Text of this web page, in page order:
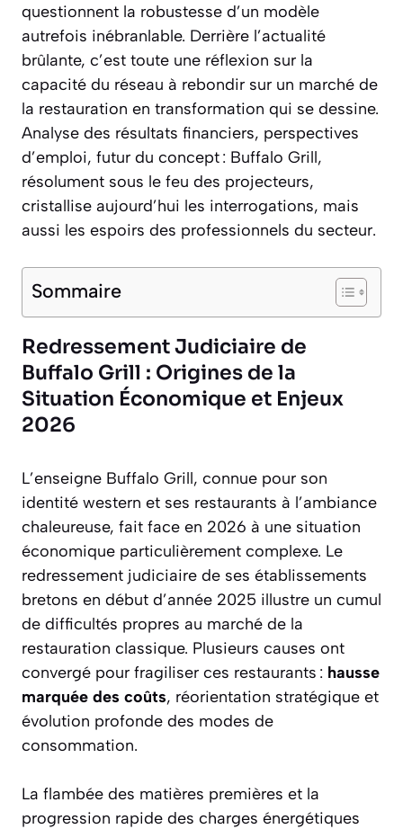
questionnent la robustesse d’un modèle
autrefois inébranlable. Derrière l’actualité
brûlante, c’est toute une réflexion sur la
capacité du réseau à rebondir sur un marché de
la restauration en transformation qui se dessine.
Analyse des résultats financiers, perspectives
d’emploi, futur du concept : Buffalo Grill,
résolument sous le feu des projecteurs,
cristallise aujourd’hui les interrogations, mais
aussi les espoirs des professionnels du secteur.
Sommaire
Redressement Judiciaire de
Buffalo Grill : Origines de la
Situation Économique et Enjeux
2026
L’enseigne Buffalo Grill, connue pour son
identité western et ses restaurants à l’ambiance
chaleureuse, fait face en 2026 à une situation
économique particulièrement complexe. Le
redressement judiciaire de ses établissements
bretons en début d’année 2025 illustre un cumul
de difficultés propres au marché de la
restauration classique. Plusieurs causes ont
convergé pour fragiliser ces restaurants : hausse
marquée des coûts, réorientation stratégique et
évolution profonde des modes de
consommation.
La flambée des matières premières et la
progression rapide des charges énergétiques